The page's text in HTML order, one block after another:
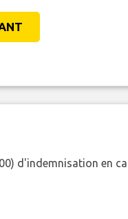
d'indemnisation en